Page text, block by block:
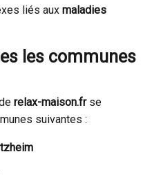
liés aux maladies
les communes
relax-maison.frse
suivantes :